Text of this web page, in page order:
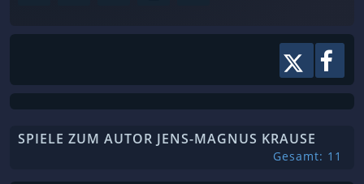
SPIELE ZUM AUTOR JENS-MAGNUS KRAUSE
Gesamt: 11